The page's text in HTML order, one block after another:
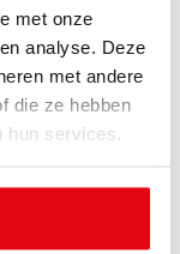
met onze
analyse. Deze
met andere
die ze hebben
services.